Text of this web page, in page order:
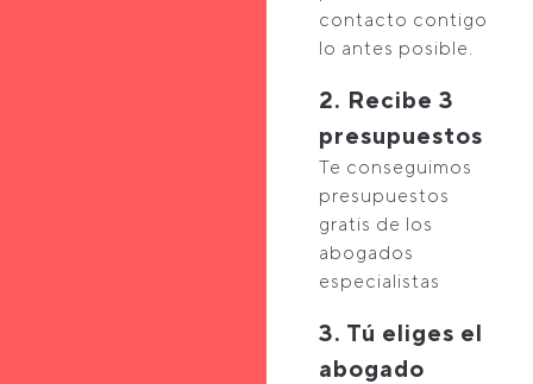
contacto contigo
lo antes posible.
2. Recibe 3
presupuestos
Te conseguimos
presupuestos
gratis de los
abogados
especialistas
3. Tú eliges el
abogado